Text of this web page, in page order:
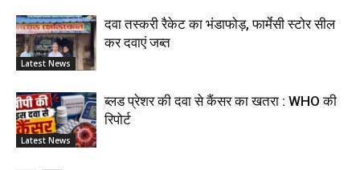
Latest News
दवा तस्करी रैकेट का भंडाफोड़, फार्मेसी स्टोर सील
कर दवाएं जब्त
Latest News
ब्लड प्रेशर की दवा से कैंसर का खतरा : WHO की
रिपोर्ट